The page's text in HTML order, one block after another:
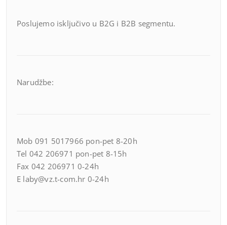
Poslujemo isključivo u B2G i B2B segmentu.
Narudžbe:
Mob 091 5017966 pon-pet 8-20h
Tel 042 206971 pon-pet 8-15h
Fax 042 206971 0-24h
E laby@vz.t-com.hr 0-24h